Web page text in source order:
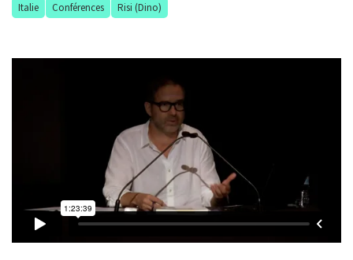
Italie Conférences Risi (Dino)